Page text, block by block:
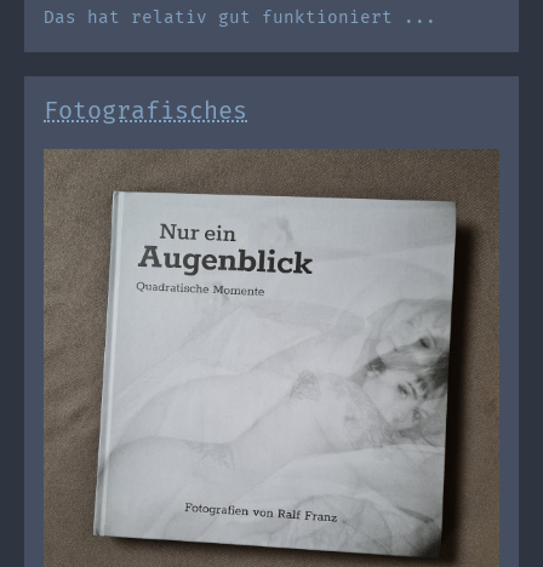
Das hat relativ gut funktioniert ...
Fotografisches